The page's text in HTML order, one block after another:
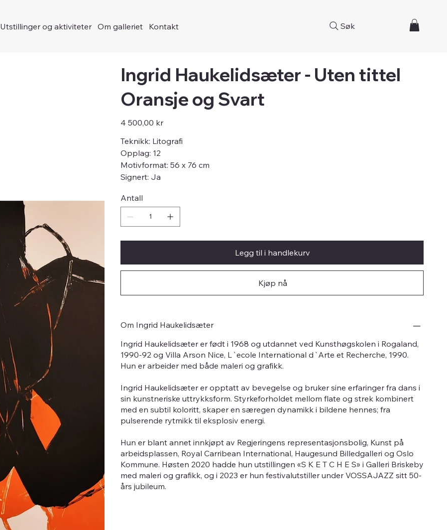
Utstillinger og aktiviteter Om galleriet Kontakt Søk
Ingrid Haukelidsæter - Uten tittel
Oransje og Svart
Pris
4 500,00 kr
Teknikk: Litografi
Opplag: 12
Motivformat: 56 x 76 cm
Signert: Ja
Antall
Legg til i handlekurv
Kjøp nå
Om Ingrid Haukelidsæter
Ingrid Haukelidsæter er født i 1968 og utdannet ved Kunsthøgskolen i Rogaland,
1990-92 og Villa Arson Nice, L`ecole International d`Arte et Recherche, 1990.
Hun er arbeider med både maleri og grafikk.
Ingrid Haukelidsæter er opptatt av bevegelse og bruker sine erfaringer fra dans i
sin kunstneriske uttrykksform. Styrkeforholdet mellom flate og strek kombinert
med en subtil koloritt, skaper en særegen dynamikk i bildene hennes; fra
pulserende rytmikk til eksplosiv energi.
Hun er blant annet innkjøpt av Regjeringens representasjonsbolig, Kunst på
arbeidsplassen, Royal Carribean International, Haugesund Billedgalleri og Oslo
Kommune. Høsten 2020 hadde hun utstillingen «S K E T C H E S» i Galleri Briskeby
med maleri og grafikk, og i 2023 er hun festivalutstiller under VOSSAJAZZ sitt 50-
års jubileum.